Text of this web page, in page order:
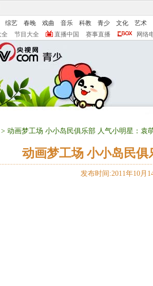
综艺 春晚 戏曲 音乐 科教 青少 文化
艺术
全 节目大全 直播中国 赛事直播 网络
> 动画梦工场 小小岛民俱乐部 人气小明星：袁
动画梦工场 小小岛民俱
发布时间:2011年10月